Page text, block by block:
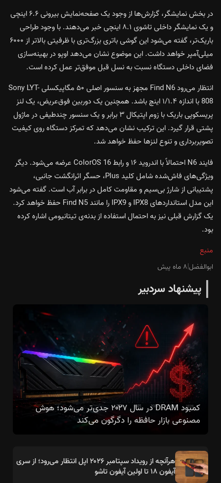
در بخش نمایشگر، گزارش‌ها از وجود یک صفحه‌نمایش بیرونی ۶.۶ اینچی
و یک نمایشگر داخلی تاشوی ۸.۱ اینچی خبر می‌دهند. با وجود طراحی
باریک‌تر، گفته می‌شود این گوشی باتری بزرگ‌تری با ظرفیتی بالاتر از ۶۰۰۰
میلی‌آمپر خواهد داشت. این موضوع نشان می‌دهد اوپو در بهینه‌سازی
فضای داخلی دستگاه نسبت به نسل قبل موفق‌تر عمل کرده است.
انتظار می‌رود Find N6 مجهز به سنسور اصلی ۵۰ مگاپیکسلی Sony LYT-
808 با اندازه ۱/۱.۴ اینچ باشد. همچنین یک دوربین فوق‌عریض، یک لنز
پریسکوپی باریک با زوم اپتیکال ۳ برابر و یک سنسور چندطیفی در ماژول
پشتی قرار گیرد. این ترکیب نشان می‌دهد که تمرکز دستگاه روی کیفیت
تصویربرداری و تنوع لنزها حفظ خواهد شد.
فایند N6 احتمالاً با اندروید ۱۶ و رابط ColorOS 16 عرضه می‌شود. دیگر
ویژگی‌های فاش‌شده شامل کلید Plus، حسگر اثرانگشت جانبی،
پشتیبانی از شارژ بی‌سیم و مقاومت کامل در برابر آب است. گفته می‌شود
این مدل استانداردهای IPX8 و IPX9 را مانند Find N5 حفظ خواهد کرد.
یک گزارش قبلی نیز به احتمال استفاده از بدنه‌ی تیتانیومی اشاره کرده
بود.
منبع
ابوالفضل|۸ ماه پیش
پیشنهاد سردبیر
کمبود DRAM در سال ۲۰۲۷ جدی‌تر می‌شود؛ هوش
مصنوعی بازار حافظه را دگرگون می‌کند
هرآنچه از رویداد سپتامبر ۲۰۲۶ اپل انتظار می‌رود؛ از سری
آیفون ۱۸ تا اولین آیفون تاشو